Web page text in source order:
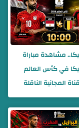
مشاهدة مباراة
في كأس العالم